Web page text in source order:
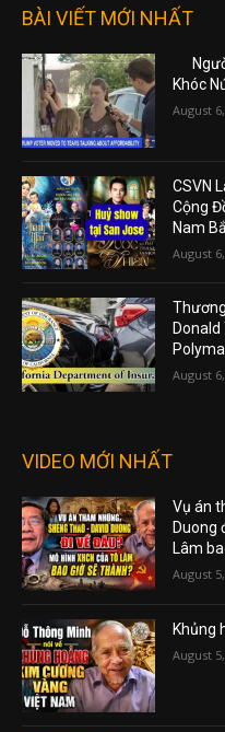
BÀI VIẾT MỚI NHẤT
Khóc
August
CSVN
Cộng
Nam
August
August
VIDEO MỚI NHẤT
Vụ án
Duong
Lâm
August
Khủng
August